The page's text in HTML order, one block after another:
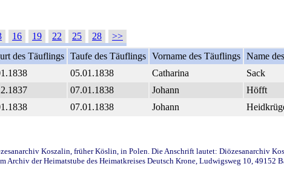
16 19 22 25 28
>>
des Täuflings Taufe des Täuflings Vorname des Täuflings Name
05.01.1838 Catharina Sack
07.01.1838 Johann Höfft
07.01.1838 Johann
Koszalin, früher Köslin, in Polen. Die Anschrift lautet: Diözesanarchiv
Archiv der Heimatstube des Heimatkreises Deutsch Krone, Ludwigsweg 10, 49152